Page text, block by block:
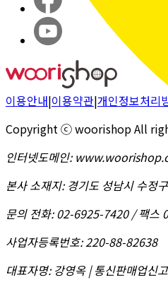
이용안내|이용약관|개인정보처리
Copyright ⓒ woorishop All
인터넷도메인:
본사 소재지:경기도 성남시 수정
문의 전화:02-6925-7420 / 팩스
사업자등록번호:220-88-82638
대표자명:강영옥 | 통신판매업신